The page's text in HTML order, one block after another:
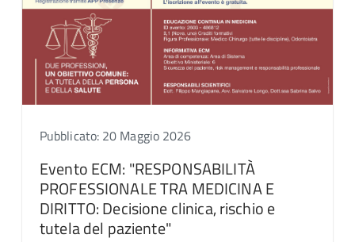
Pubblicato: 20 Maggio 2026
Evento ECM: "RESPONSABILITÀ
PROFESSIONALE TRA MEDICINA E
DIRITTO: Decisione clinica, rischio e
tutela del paziente"